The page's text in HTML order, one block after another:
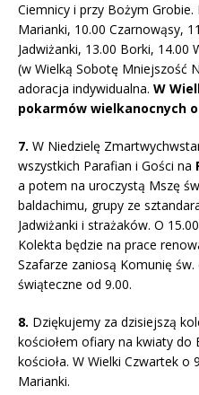
Ciemnicy i przy Bożym
Marianki, 10.00 Czarnowąsy,
Jadwiżanki, 13.00 Borki, 14.00
(w Wielką Sobotę Mniejszość
adoracja indywidualna. W
pokarmów wielkanocnych o
7. W Niedzielę
wszystkich Parafian i Gości na
a potem na uroczystą Mszę
baldachimu, grupy ze
Jadwiżanki i strażaków. O
Kolekta będzie na prace
Szafarze zaniosą Komunię
świąteczne od 9.00.
8. Dziękujemy za dzisiejszą
kościołem ofiary na kwiaty do
kościoła. W Wielki Czwartek
Marianki.